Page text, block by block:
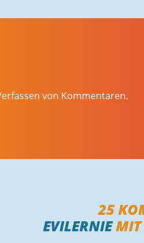
von Kommentaren.
25
EVILERNIEMIT